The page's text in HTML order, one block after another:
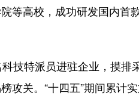
等高校，成功研发国内首
特派员进驻企业，摸排
攻关。“十四五”期间累计